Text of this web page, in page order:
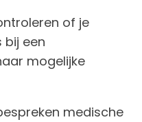
of je
bij een
mogelijke
medische